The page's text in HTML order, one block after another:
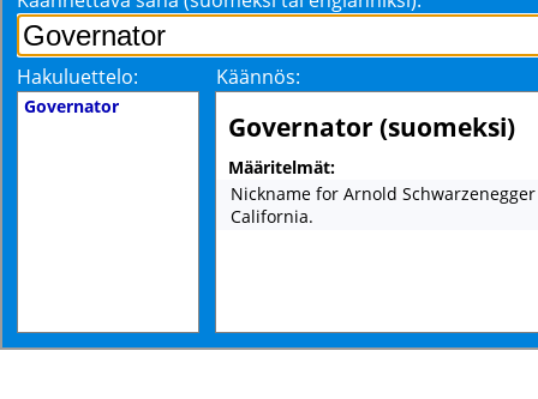
Hakuluettelo: Käännös:
Governator
Governator (suomeksi)
Määritelmät:
Nickname for Arnold
California.